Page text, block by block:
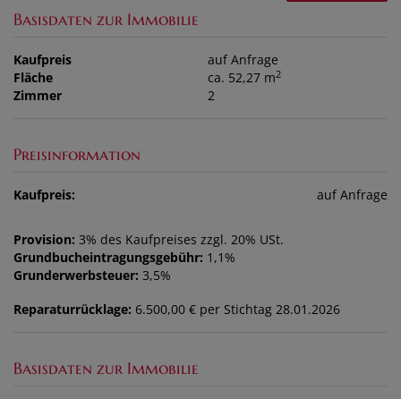
Basisdaten zur Immobilie
Kaufpreis
auf Anfrage
Fläche
ca. 52,27 m2
Zimmer 2
Preisinformation
Kaufpreis: auf Anfrage
Provision: 3% des Kaufpreises zzgl. 20% USt.
Grundbucheintragungsgebühr: 1,1%
Grunderwerbsteuer: 3,5%
Reparaturrücklage: 6.500,00 € per Stichtag 28.01.2026
Basisdaten zur Immobilie